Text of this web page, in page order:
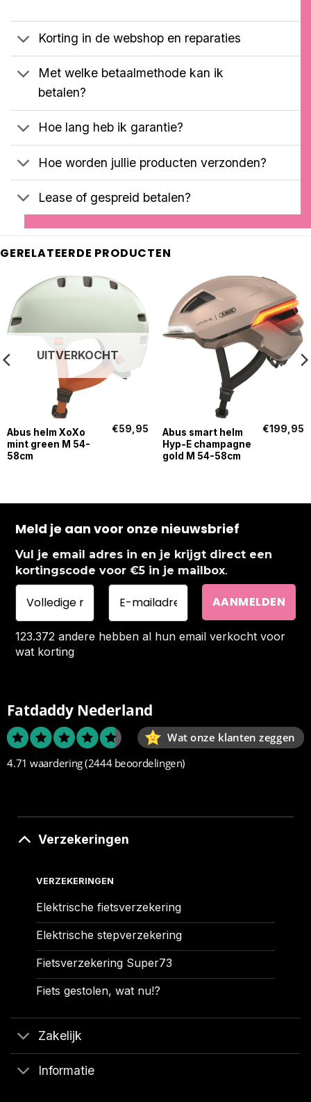
klantbeoordeling
Korting in de webshop en reparaties
Met welke betaalmethode kan ik
betalen?
Hoe lang heb ik garantie?
Hoe worden jullie producten verzonden?
Lease of gespreid betalen?
GERELATEERDE PRODUCTEN
UITVERKOCHT
Abus helm XoXo
mint green M 54-
58cm
€59,95
Abus smart helm
Hyp-E champagne
gold M 54-58cm
€199,95
Meld je aan voor onze nieuwsbrief
Vul je email adres in en je krijgt direct een
kortingscode voor €5 in je mailbox.
123.372 andere hebben al hun email verkocht voor
wat korting
Fatdaddy Nederland
Wat onze klanten zeggen
4.71 waardering(2444 beoordelingen)
Verzekeringen
VERZEKERINGEN
Elektrische fietsverzekering
Elektrische stepverzekering
Fietsverzekering Super73
Fiets gestolen, wat nu!?
Zakelijk
Informatie